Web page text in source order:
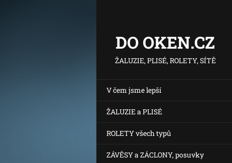
DO OKEN.CZ
ŽALUZIE, PLISÉ, ROLETY, SÍTĚ
V čem jsme lepší
ŽALUZIE a PLISÉ
ROLETY všech typů
ZÁVĚSY a ZÁCLONY, posuvky